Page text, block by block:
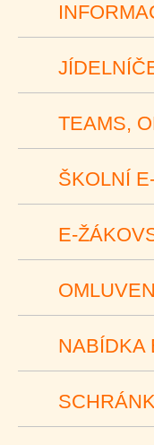
TEAMS,
ŠKOLNÍ
E-
NABÍDKA